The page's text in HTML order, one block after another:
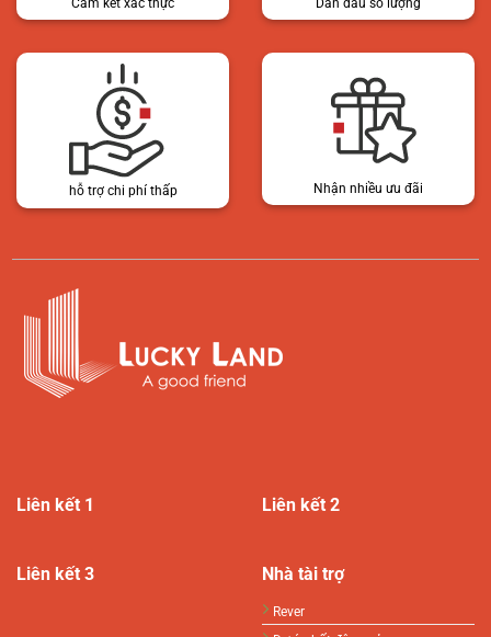
hỗ trợ chi phí thấp Nhận nhiều ưu đãi
Liên kết 1 Liên kết 2
Liên kết 3 Nhà tài trợ
Rever